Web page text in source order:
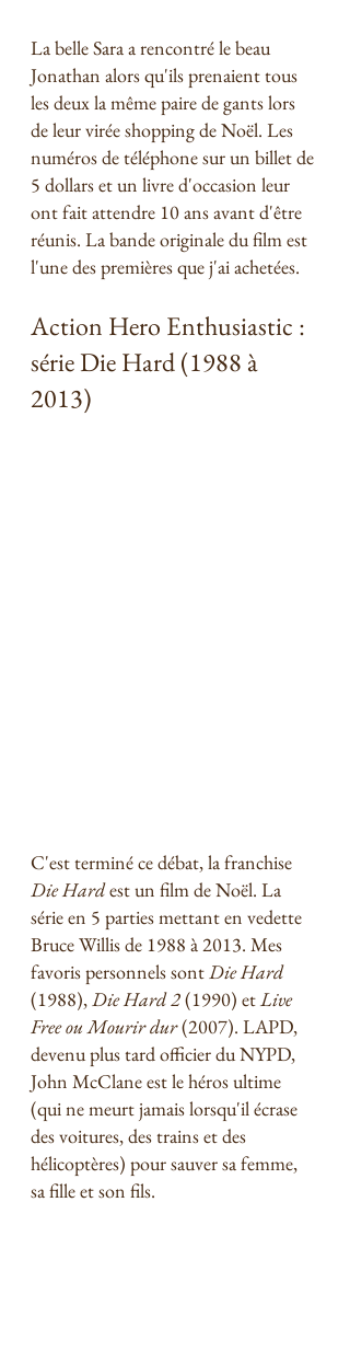
La belle Sara a rencontré le beau
Jonathan alors qu'ils prenaient tous
les deux la même paire de gants lors
de leur virée shopping de Noël. Les
numéros de téléphone sur un billet de
5 dollars et un livre d'occasion leur
ont fait attendre 10 ans avant d'être
réunis. La bande originale du film est
l'une des premières que j'ai achetées.
Action Hero Enthusiastic :
série Die Hard (1988 à
2013)
C'est terminé ce débat, la franchise
Die Hard est un film de Noël. La
série en 5 parties mettant en vedette
Bruce Willis de 1988 à 2013. Mes
favoris personnels sont Die Hard
(1988), Die Hard 2 (1990) et Live
Free ou Mourir dur (2007). LAPD,
devenu plus tard officier du NYPD,
John McClane est le héros ultime
(qui ne meurt jamais lorsqu'il écrase
des voitures, des trains et des
hélicoptères) pour sauver sa femme,
sa fille et son fils.